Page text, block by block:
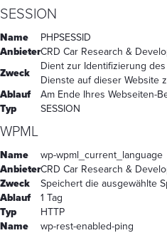
SESSION
Name
PHPSESSID
AnbieterCRD Car Research &
Zweck
Dient zur Identifizierung
Dienste auf dieser Website
Ablauf
Am Ende Ihres Webseiten-
Typ
SESSION
WPML
Name
wp-wpml_current_language
AnbieterCRD Car Research &
Zweck
Speichert die ausgewählte
Ablauf
1 Tag
Typ
HTTP
Name
wp-rest-enabled-ping